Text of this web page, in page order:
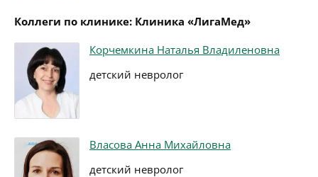
Коллеги по клинике: Клиника «ЛигаМед»
Корчемкина Наталья Владиленовна
детский невролог
Власова Анна Михайловна
детский невролог